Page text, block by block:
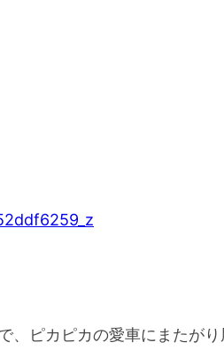
、ピカピカの愛車にまたが